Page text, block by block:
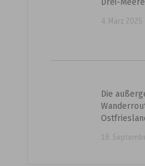
Drei-
4. März 2025
Die
18.